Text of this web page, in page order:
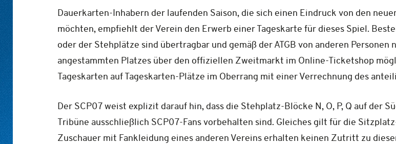
Dauerkarten-Inhabern der laufenden Saison, die sich einen Eindruck von den
möchten, empfiehlt der Verein den Erwerb einer Tageskarte für dieses Spiel.
oder der Stehplätze sind übertragbar und gemäß der ATGB von anderen
angestammten Platzes über den offiziellen Zweitmarkt im Online-Ticketshop
Tageskarten auf Tageskarten-Plätze im Oberrang mit einer Verrechnung des
Der SCP07 weist explizit darauf hin, dass die Stehplatz-Blöcke N, O, P, Q auf der
Tribüne ausschließlich SCP07-Fans vorbehalten sind. Gleiches gilt für die
Zuschauer mit Fankleidung eines anderen Vereins erhalten keinen Zutritt zu